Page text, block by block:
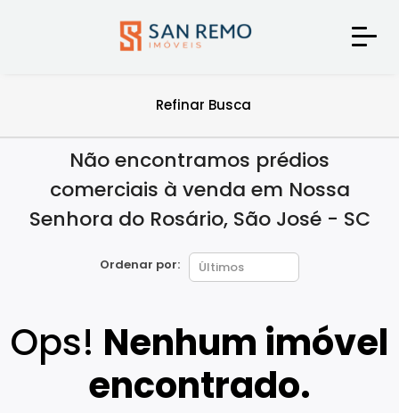
Refinar Busca
Não encontramos prédios
comerciais à venda em Nossa
Senhora do Rosário, São José - SC
Ordenar por:
Ops! Nenhum imóvel
encontrado.